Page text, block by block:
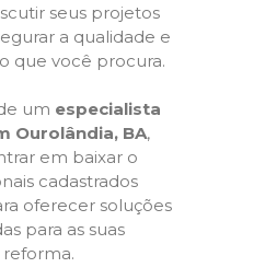
seus projetos
a qualidade e
que você procura.
um especialista
Ourolândia, BA,
em baixar o
cadastrados
oferecer soluções
para as suas
reforma.